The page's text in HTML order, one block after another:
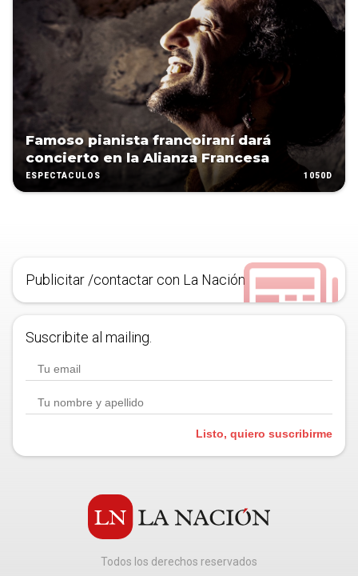
Famoso pianista francoiraní dará
concierto en la Alianza Francesa
ESPECTÁCULOS 1050D
Publicitar /contactar con La Nación
Suscribite al mailing.
Listo, quiero suscribirme
Todos los derechos reservados